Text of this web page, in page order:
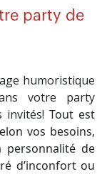
party de
humoristique
votre party
invités! Tout est
vos besoins,
personnalité de
d’inconfort ou